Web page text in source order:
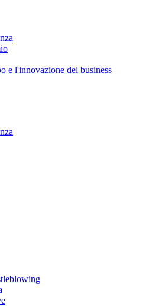
e l'innovazione del business